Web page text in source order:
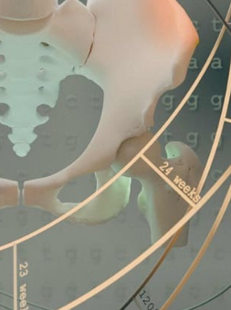
Obradorista